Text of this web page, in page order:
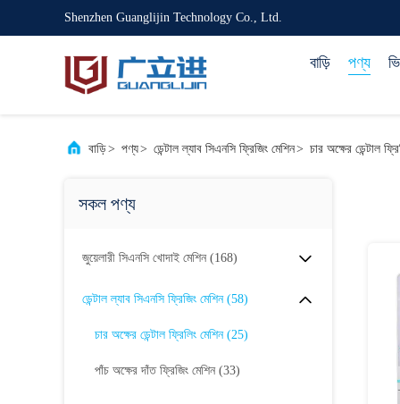
Shenzhen Guanglijin Technology Co., Ltd.
বাড়ি পণ্য
বাড়ি> পণ্য> ডেন্টাল ল্যাব সিএনসি ফ্রিজিং মেশিন> চার অক্ষের ডেন্টাল
সকল পণ্য
জুয়েলারী সিএনসি খোদাই মেশিন (168)
ডেন্টাল ল্যাব সিএনসি ফ্রিজিং মেশিন (58)
চার অক্ষের ডেন্টাল ফ্রিলিং মেশিন (25)
পাঁচ অক্ষের দাঁত ফ্রিজিং মেশিন (33)